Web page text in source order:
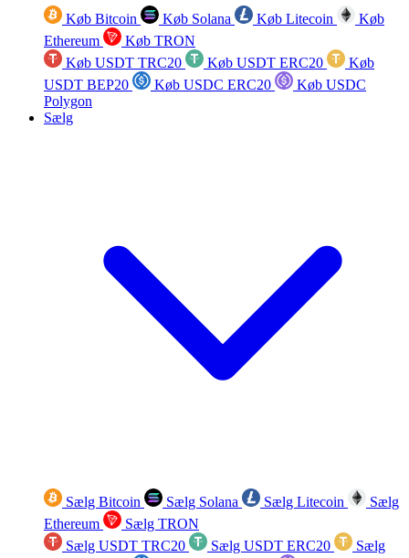
Køb Bitcoin Køb Solana Køb Litecoin
Køb
Ethereum
Køb TRON
Køb USDT TRC20
Køb USDT ERC20
Køb
USDT BEP20
Køb USDC ERC20
Køb USDC
Polygon
Sælg
Sælg Bitcoin Sælg Solana Sælg Litecoin
Sælg
Ethereum
Sælg TRON
Sælg USDT TRC20
Sælg USDT ERC20
Sælg